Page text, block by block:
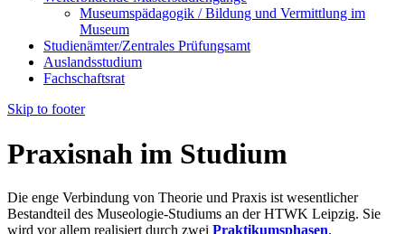
Museumspädagogik / Bildung und Vermittlung im
Museum
Studienämter/Zentrales Prüfungsamt
Auslandsstudium
Fachschaftsrat
Skip to footer
Praxisnah im Studium
Die enge Verbindung von Theorie und Praxis ist wesentlicher
Bestandteil des Museologie-Studiums an der HTWK Leipzig. Sie
wird vor allem realisiert durch zwei Praktikumsphasen.